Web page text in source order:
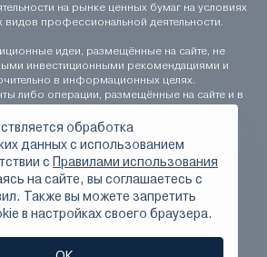
на рынке ценных бумаг на условиях
профессиональной деятельности.
идеи, размещённые на сайте, не
инвестиционными рекомендациями и
в информационных целях.
либо операции, размещённые на сайте и в
могут не соответствовать вашему
Определение соответствия
либо операции инвестиционным целям,
и толерантности к риску является
компания ЛМС» не несёт
убытки инвестора в случае
инвестирования в финансовые
на сайте и в публикуемых материалах.
данных
обработка
данных с использованием
с Правилами использования
на сайте, вы соглашаетесь с
Также вы можете запретить
в настройках своего браузера.